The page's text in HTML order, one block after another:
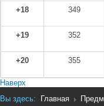
+18 349
+19 352
+20 355
Наверх
Вы здесь:
Главная